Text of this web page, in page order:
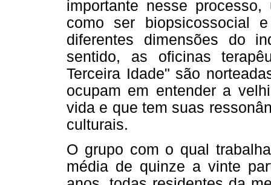
importante nesse
como ser biopsicossocial
diferentes dimensões do
sentido, as oficinas
Terceira Idade" são
ocupam em entender a
vida e que tem suas
culturais.
O grupo com o qual
média de quinze a vinte